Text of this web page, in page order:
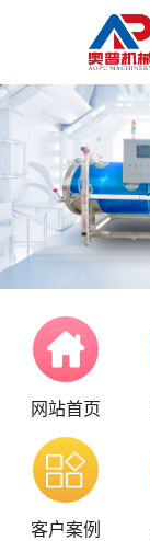
网站首页
客户案例